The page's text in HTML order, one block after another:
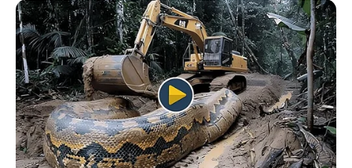
LIHAT ARTIKEL LAINNYA
7 Manfaat Baik Daun
13 Manfaat Daun Ciplukan